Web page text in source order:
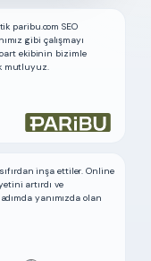
paribu.com SEO
gibi çalışmayı
ekibinin bizimle
mutluyuz.
inşa ettiler. Online
artırdı ve
yanımızda olan